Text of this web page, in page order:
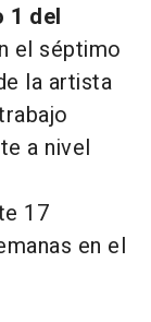
1 del
el séptimo
la artista
a nivel
17
en el